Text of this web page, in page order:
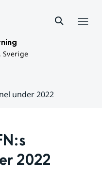
Sverige
under 2022
2022